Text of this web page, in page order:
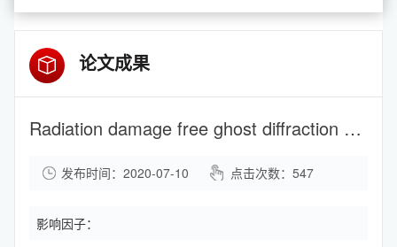
论文成果
Radiation damage free ghost diffraction with atomic resolution
发布时间：2020-07-10 点击次数： 547
影响因子：